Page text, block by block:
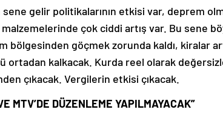
sene gelir politikalarının etkisi var, deprem
çok ciddi artış var. Bu sene
bölgesinden göçmek zorunda kaldı, kiralar
ortadan kalkacak. Kurda reel olarak
çıkacak. Vergilerin etkisi çıkacak.
MTV’DE DÜZENLEME YAPILMAYACAK”